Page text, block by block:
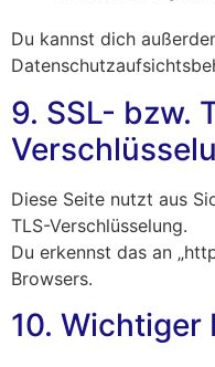
Du kannst dich
9. SSL- bzw.
Diese Seite nutzt aus
TLS-Verschlüsselung.
Du erkennst das an
Browsers.
10. Wichtiger